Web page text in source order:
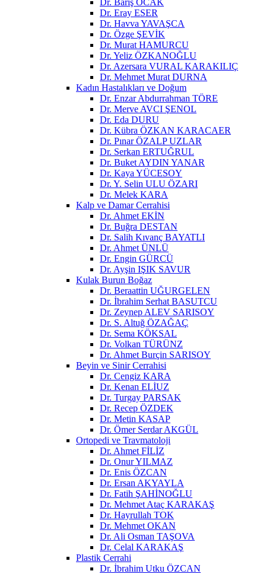
Dr. Eray ESER
Dr. Havva YAVAŞCA
Dr. Özge ŞEVİK
Dr. Murat HAMURCU
Dr. Yeliz ÖZKANOĞLU
Dr. Azersara VURAL KARAKILIÇ
Dr. Mehmet Murat DURNA
Kadın Hastalıkları ve Doğum
Dr. Enzar Abdurrahman TÖRE
Dr. Merve AVCI ŞENOL
Dr. Eda DURU
Dr. Kübra ÖZKAN KARACAER
Dr. Pınar ÖZALP UZLAR
Dr. Serkan ERTUĞRUL
Dr. Buket AYDIN YANAR
Dr. Kaya YÜCESOY
Dr. Y. Selin ULU ÖZARI
Dr. Melek KARA
Kalp ve Damar Cerrahisi
Dr. Ahmet EKİN
Dr. Buğra DESTAN
Dr. Salih Kıvanç BAYATLI
Dr. Ahmet ÜNLÜ
Dr. Engin GÜRCÜ
Dr. Ayşin IŞIK SAVUR
Kulak Burun Boğaz
Dr. Beraattin UĞURGELEN
Dr. İbrahim Serhat BASUTCU
Dr. Zeynep ALEV SARISOY
Dr. S. Altuğ ÖZAĞAÇ
Dr. Sema KÖKSAL
Dr. Volkan TÜRÜNZ
Dr. Ahmet Burçin SARISOY
Beyin ve Sinir Cerrahisi
Dr. Cengiz KARA
Dr. Kenan ELİUZ
Dr. Turgay PARSAK
Dr. Recep ÖZDEK
Dr. Metin KASAP
Dr. Ömer Serdar AKGÜL
Ortopedi ve Travmatoloji
Dr. Ahmet FİLİZ
Dr. Onur YILMAZ
Dr. Enis ÖZCAN
Dr. Ersan AKYAYLA
Dr. Fatih ŞAHİNOĞLU
Dr. Mehmet Ataç KARAKAŞ
Dr. Hayrullah TOK
Dr. Mehmet OKAN
Dr. Ali Osman TAŞOVA
Dr. Celal KARAKAŞ
Plastik Cerrahi
Dr. İbrahim Utku ÖZCAN